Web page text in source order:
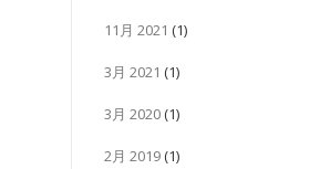
11月 2021 (1)
3月 2021 (1)
3月 2020 (1)
2月 2019 (1)